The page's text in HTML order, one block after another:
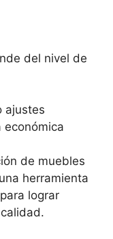
del nivel de
ajustes
económica
de muebles
herramienta
lograr